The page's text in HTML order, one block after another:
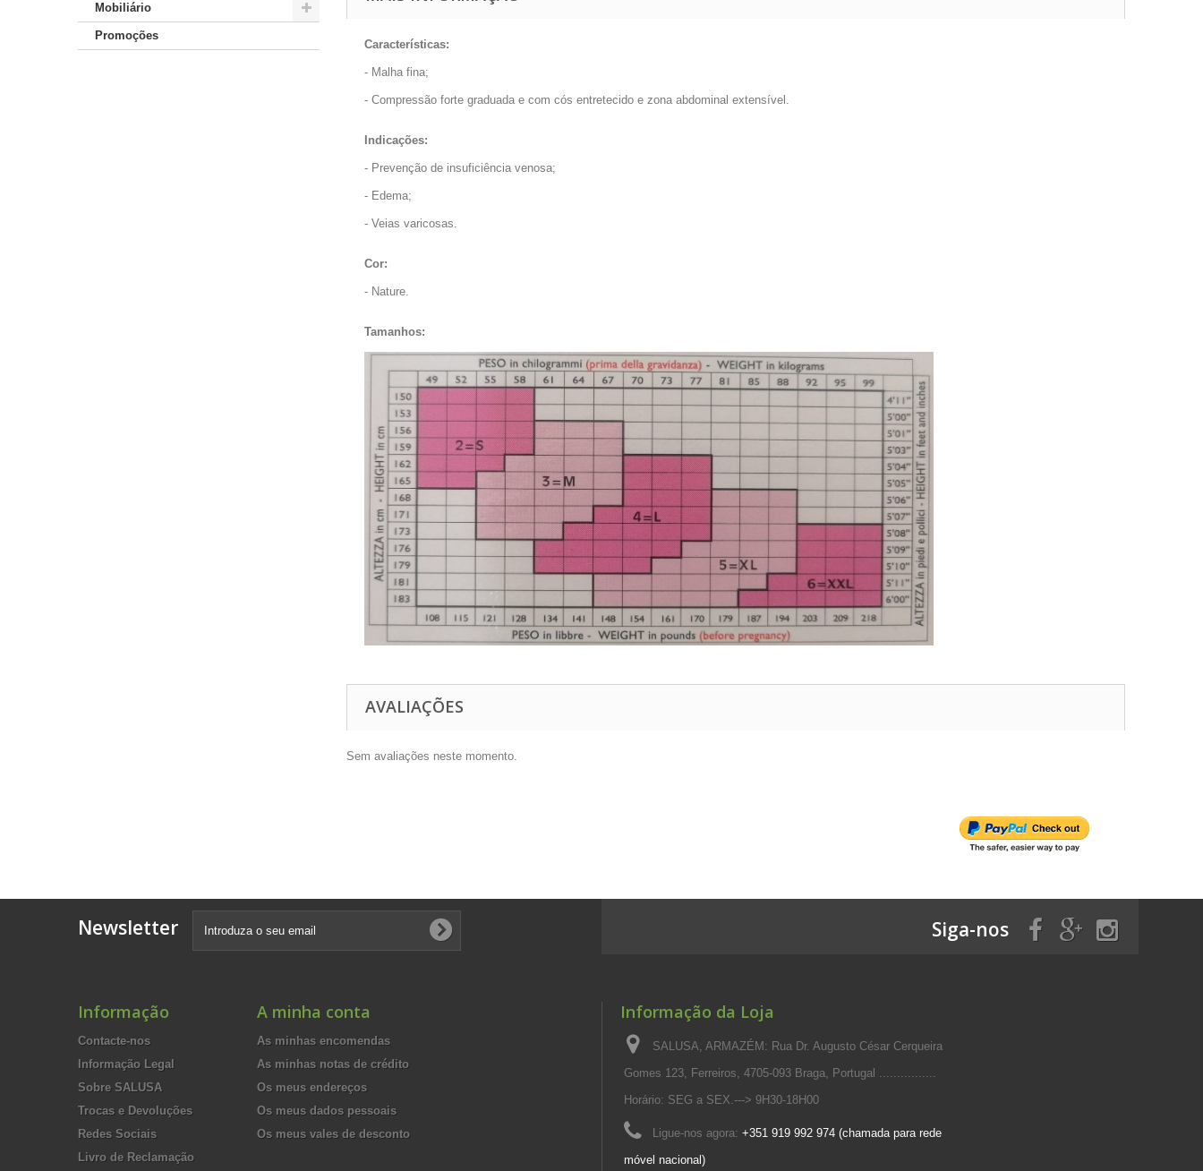
Mobiliário
Promoções
Características:
- Malha fina;
- Compressão forte graduada e com cós entretecido e zona abdominal extensível.
Indicações:
- Prevenção de insuficiência venosa;
- Edema;
- Veias varicosas.
Cor:
- Nature.
Tamanhos:
AVALIAÇÕES
Sem avaliações neste momento.
Newsletter Siga-nos
Informação
Contacte-nos
Informação Legal
Sobre SALUSA
Trocas e Devoluções
Redes Sociais
Livro de Reclamação
A minha conta
As minhas encomendas
As minhas notas de crédito
Os meus endereços
Os meus dados pessoais
Os meus vales de desconto
Informação da Loja
SALUSA, ARMAZÉM: Rua Dr. Augusto César Cerqueira
Gomes 123, Ferreiros, 4705-093 Braga, Portugal ................
Horário: SEG a SEX.---> 9H30-18H00
Ligue-nos agora: +351 919 992 974 (chamada para rede
móvel nacional)